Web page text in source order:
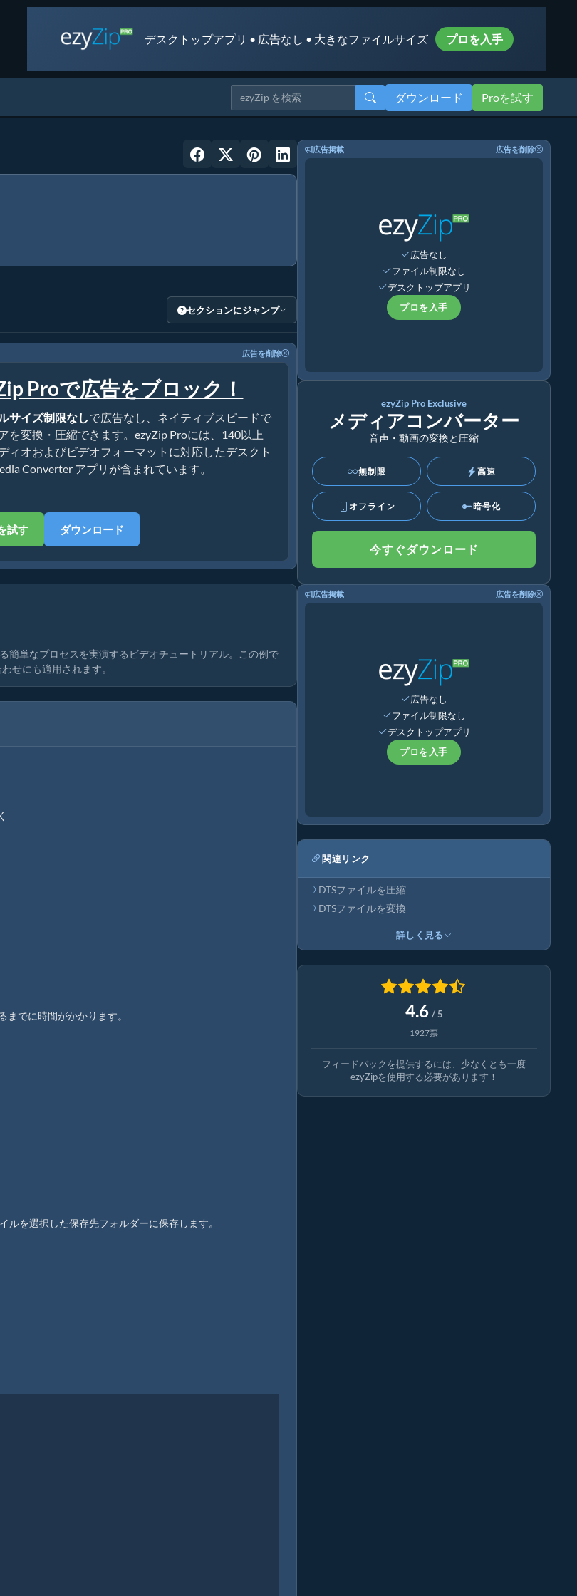
デスクトップアプリ • 広告なし • 大きなファイルサイズ プロを入手
ダウンロード Proを試す
セクションにジャンプ
広告を削除
Proで広告をブロック！
サイズ制限なしで広告なし、ネイティブスピードで
を変換・圧縮できます。ezyZip Proには、140以上
ィオおよびビデオフォーマットに対応したデスクト
Converter アプリが含まれています。
試す ダウンロード
簡単なプロセスを実演するビデオチュートリアル。この例で
せにも適用されます。
でに時間がかかります。
を選択した保存先フォルダーに保存します。
広告掲載 広告を削除
広告なし
ファイル制限なし
デスクトップアプリ
プロを入手
ezyZip Pro Exclusive
メディアコンバーター
音声・動画の変換と圧縮
無制限 高速
オフライン 暗号化
今すぐダウンロード
広告掲載 広告を削除
広告なし
ファイル制限なし
デスクトップアプリ
プロを入手
関連リンク
DTSファイルを圧縮
DTSファイルを変換
詳しく見る
4.6 / 5
1927票
フィードバックを提供するには、少なくとも一度
ezyZipを使用する必要があります！